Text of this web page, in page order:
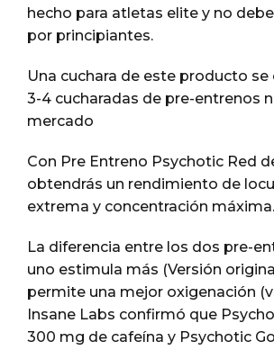
hecho para atletas elite y no
por principiantes.
Una cuchara de este producto se
3-4 cucharadas de pre-entrenos
mercado
Con Pre Entreno Psychotic Red
obtendrás un rendimiento de
extrema y concentración máxima.
La diferencia entre los dos pre-
uno estimula más (Versión
permite una mejor oxigenación
Insane Labs confirmó que
300 mg de cafeína y Psychotic